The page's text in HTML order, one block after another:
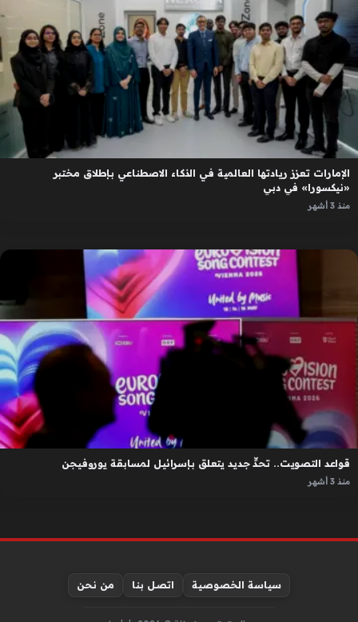
الإمارات تعزز ريادتها العالمية في الذكاء الاصطناعي بإطلاق مختبر
«نيكسورا» في دبي
منذ 3 أشهر
قواعد التصويت.. تحدٍّ جديد يتعلق بإسرائيل لمسابقة يوروفيجن
منذ 3 أشهر
سياسة الخصوصية اتصل بنا من نحن